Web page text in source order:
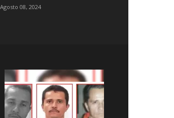
Agosto 08, 2024